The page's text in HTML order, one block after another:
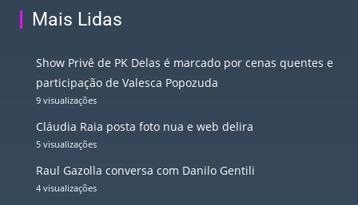
Mais Lidas
Show Privê de PK Delas é marcado por cenas quentes e
participação de Valesca Popozuda
9 visualizações
Cláudia Raia posta foto nua e web delira
5 visualizações
Raul Gazolla conversa com Danilo Gentili
4 visualizações